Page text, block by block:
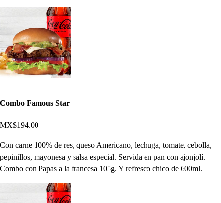
Combo Famous Star
MX$194.00
Con carne 100% de res, queso Americano, lechuga, tomate, cebolla,
pepinillos, mayonesa y salsa especial. Servida en pan con ajonjolí.
Combo con Papas a la francesa 105g. Y refresco chico de 600ml.